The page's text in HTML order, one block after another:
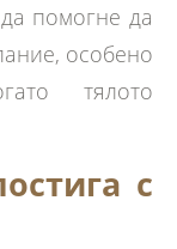
помогне да
особено
тялото
с